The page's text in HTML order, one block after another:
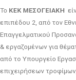
Το ΚΕΚ ΜΕΣΟΓΕΙΑΚΗ
επιπέδου 2, από τον
Επαγγελματικού
& εργαζομένων για
από το Υπουργείο
επιχειρήσεων